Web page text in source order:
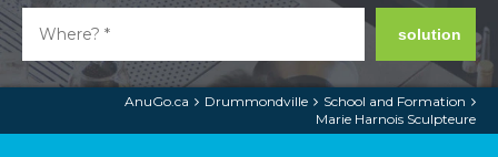
solution
AnuGo.ca Drummondville
School and Formation
Marie Harnois Sculpteure